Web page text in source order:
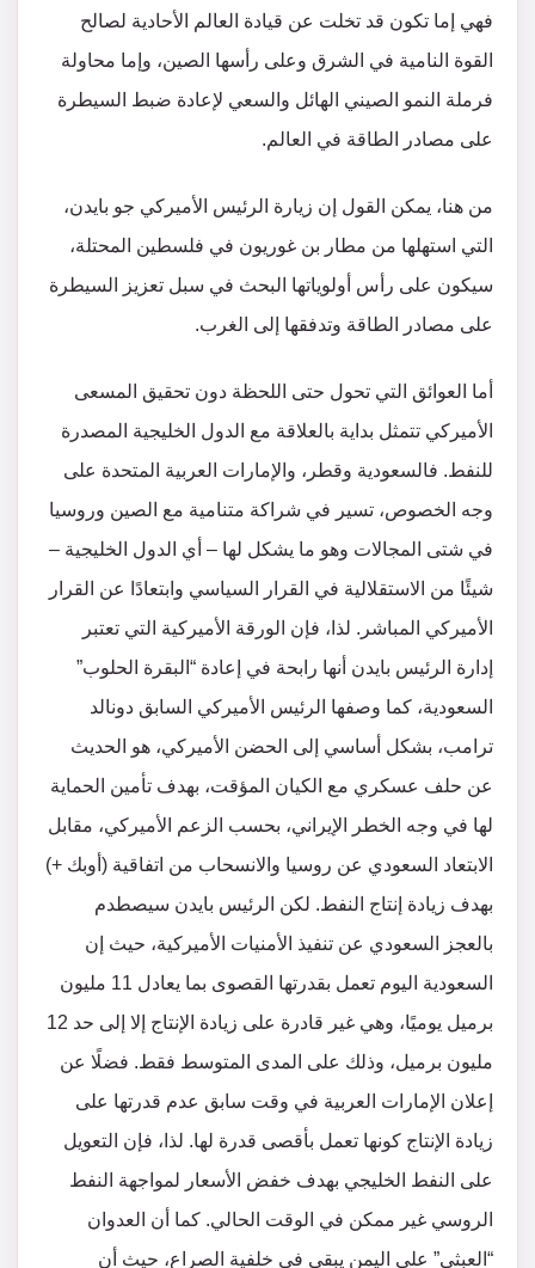
فهي إما تكون قد تخلت عن قيادة العالم الأحادية لصالح
القوة النامية في الشرق وعلى رأسها الصين، وإما محاولة
فرملة النمو الصيني الهائل والسعي لإعادة ضبط السيطرة
على مصادر الطاقة في العالم.
من هنا، يمكن القول إن زيارة الرئيس الأميركي جو بايدن،
التي استهلها من مطار بن غوريون في فلسطين المحتلة،
سيكون على رأس أولوياتها البحث في سبل تعزيز السيطرة
على مصادر الطاقة وتدفقها إلى الغرب.
أما العوائق التي تحول حتى اللحظة دون تحقيق المسعى
الأميركي تتمثل بداية بالعلاقة مع الدول الخليجية المصدرة
للنفط. فالسعودية وقطر، والإمارات العربية المتحدة على
وجه الخصوص، تسير في شراكة متنامية مع الصين وروسيا
في شتى المجالات وهو ما يشكل لها – أي الدول الخليجية –
شيئًا من الاستقلالية في القرار السياسي وابتعادًا عن القرار
الأميركي المباشر. لذا، فإن الورقة الأميركية التي تعتبر
إدارة الرئيس بايدن أنها رابحة في إعادة “البقرة الحلوب”
السعودية، كما وصفها الرئيس الأميركي السابق دونالد
ترامب، بشكل أساسي إلى الحضن الأميركي، هو الحديث
عن حلف عسكري مع الكيان المؤقت، بهدف تأمين الحماية
لها في وجه الخطر الإيراني، بحسب الزعم الأميركي، مقابل
الابتعاد السعودي عن روسيا والانسحاب من اتفاقية (أوبك +)
بهدف زيادة إنتاج النفط. لكن الرئيس بايدن سيصطدم
بالعجز السعودي عن تنفيذ الأمنيات الأميركية، حيث إن
السعودية اليوم تعمل بقدرتها القصوى بما يعادل 11 مليون
برميل يوميًا، وهي غير قادرة على زيادة الإنتاج إلا إلى حد 12
مليون برميل، وذلك على المدى المتوسط فقط. فضلًا عن
إعلان الإمارات العربية في وقت سابق عدم قدرتها على
زيادة الإنتاج كونها تعمل بأقصى قدرة لها. لذا، فإن التعويل
على النفط الخليجي بهدف خفض الأسعار لمواجهة النفط
الروسي غير ممكن في الوقت الحالي. كما أن العدوان
“العبثي” على اليمن يبقى في خلفية الصراع، حيث أن